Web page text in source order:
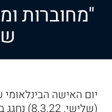
"מחוברות
יום האישה
(שלישי,